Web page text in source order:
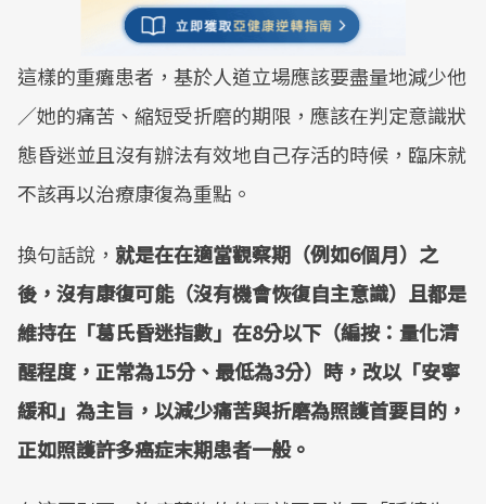
這樣的重癱患者，基於人道立場應該要盡量地減少他
／她的痛苦、縮短受折磨的期限，應該在判定意識狀
態昏迷並且沒有辦法有效地自己存活的時候，臨床就
不該再以治療康復為重點。
換句話說， 就是在在適當觀察期（例如6個月）之
後，沒有康復可能（沒有機會恢復自主意識）且都是
維持在「葛氏昏迷指數」在8分以下（編按：量化清
醒程度，正常為15分、最低為3分）時，改以「安寧
緩和」為主旨，以減少痛苦與折磨為照護首要目的，
正如照護許多癌症末期患者一般。